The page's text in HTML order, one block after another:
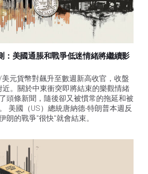
：美國通脹和戰爭低迷情緒將繼續影
元貨幣對飆升至數週新高收官，收盤
近。關於中東衝突即將結束的樂觀情緒
頭條新聞，隨後卻又被慣常的拖延和被
美國（US）總統唐納德-特朗普本週反
朗的戰爭"很快"就會結束。